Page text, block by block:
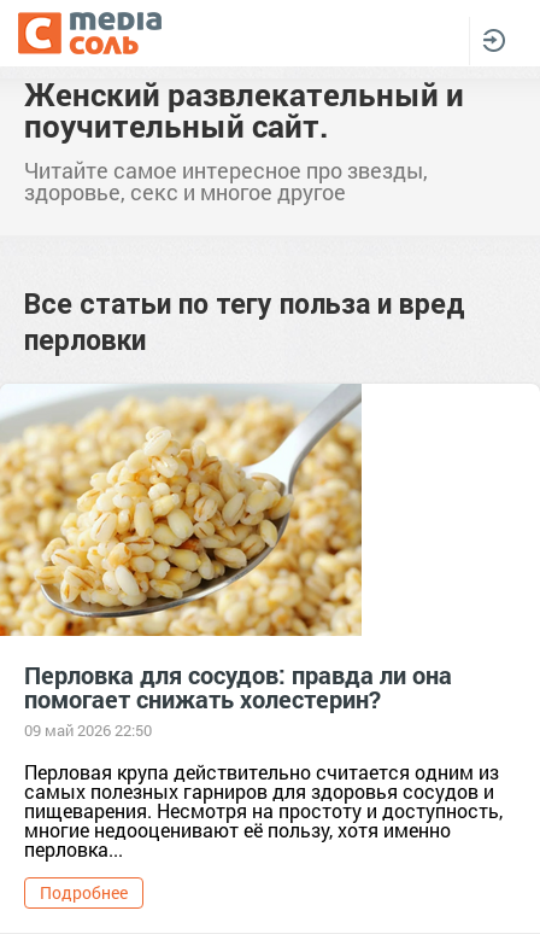
Женский развлекательный и
поучительный сайт.
Читайте самое интересное про звезды,
здоровье, секс и многое другое
Все статьи по тегу польза и вред
перловки
Перловка для сосудов: правда ли она
помогает снижать холестерин?
09 май 2026 22:50
Перловая крупа действительно считается одним из
самых полезных гарниров для здоровья сосудов и
пищеварения. Несмотря на простоту и доступность,
многие недооценивают её пользу, хотя именно
перловка...
Подробнее